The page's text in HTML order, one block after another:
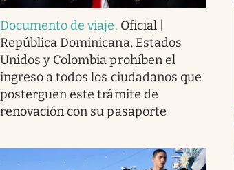
Documento de viaje. Oficial |
República Dominicana, Estados
Unidos y Colombia prohíben el
ingreso a todos los ciudadanos que
posterguen este trámite de
renovación con su pasaporte